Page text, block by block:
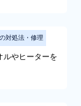
対処法・修理
ルやヒーターを